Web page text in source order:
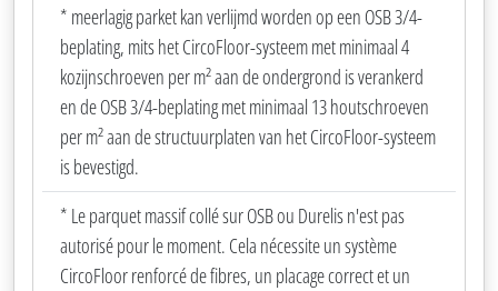
* meerlagig parket kan verlijmd worden op een OSB 3/4-
beplating, mits het CircoFloor-systeem met minimaal 4
kozijnschroeven per m² aan de ondergrond is verankerd
en de OSB 3/4-beplating met minimaal 13 houtschroeven
per m² aan de structuurplaten van het CircoFloor-systeem
is bevestigd.
* Le parquet massif collé sur OSB ou Durelis n'est pas
autorisé pour le moment. Cela nécessite un système
CircoFloor renforcé de fibres, un placage correct et un